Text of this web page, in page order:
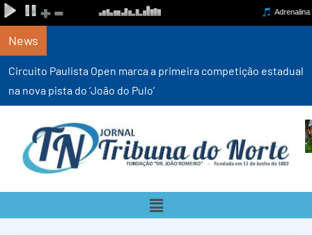
News
Circuito Paulista Open marca a primeira competição estadual
na nova pista do ‘João do Pulo’